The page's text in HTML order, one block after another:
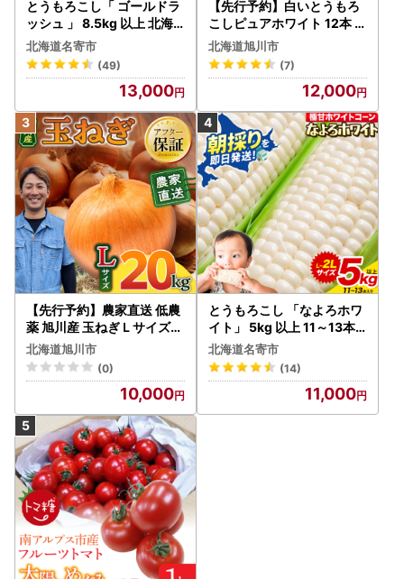
とうもろこし「 ゴールドラ
ッシュ 」 8.5kg 以上 北海
道 名寄 スイートコーン
北海道名寄市
(49)
13,000
【先行予約】白いとうもろ
こしピュアホワイト 12本 3.
6kg（2026年8月下旬から
発送開始） とうもろこし
北海道旭川市
(7)
12,000
【先行予約】農家直送 低農
薬 旭川産 玉ねぎＬサイズ2
0kg(2026年9月発送開始
予定)_ | 玉ねぎ 05935
北海道旭川市
(0)
10,000
とうもろこし 「なよろホワ
イト」 5kg 以上 11～13本
名寄 とうもろこし
北海道名寄市
(14)
11,000